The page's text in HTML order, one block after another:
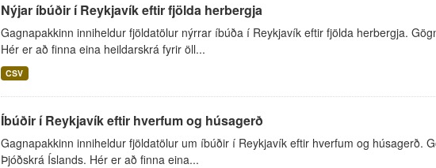
Nýjar íbúðir í Reykjavík eftir fjölda herbergja
Gagnapakkinn inniheldur fjöldatölur nýrrar íbúða í Reykjavík eftir fjölda herbergja.
Hér er að finna eina heildarskrá fyrir öll...
CSV
Íbúðir í Reykjavík eftir hverfum og húsagerð
Gagnapakkinn inniheldur fjöldatölur um íbúðir í Reykjavík eftir hverfum og húsagerð.
Þjóðskrá Íslands. Hér er að finna eina...